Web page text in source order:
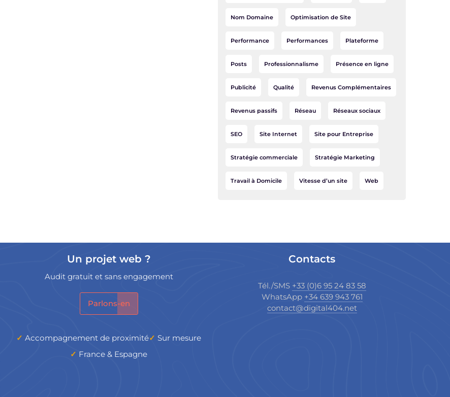
Nom Domaine Optimisation de Site
Performance Performances Plateforme
Posts Professionnalisme Présence en ligne
Publicité Qualité Revenus Complémentaires
Revenus passifs Réseau Réseaux sociaux
SEO Site Internet Site pour Entreprise
Stratégie commerciale Stratégie Marketing
Travail à Domicile Vitesse d’un site Web
Un projet web ?
Audit gratuit et sans engagement
Parlons-en
Accompagnement de proximité
Sur mesure
France & Espagne
Contacts
Tél./SMS +33 (0)6 95 24 83 58
WhatsApp +34 639 943 761
contact@digital404.net